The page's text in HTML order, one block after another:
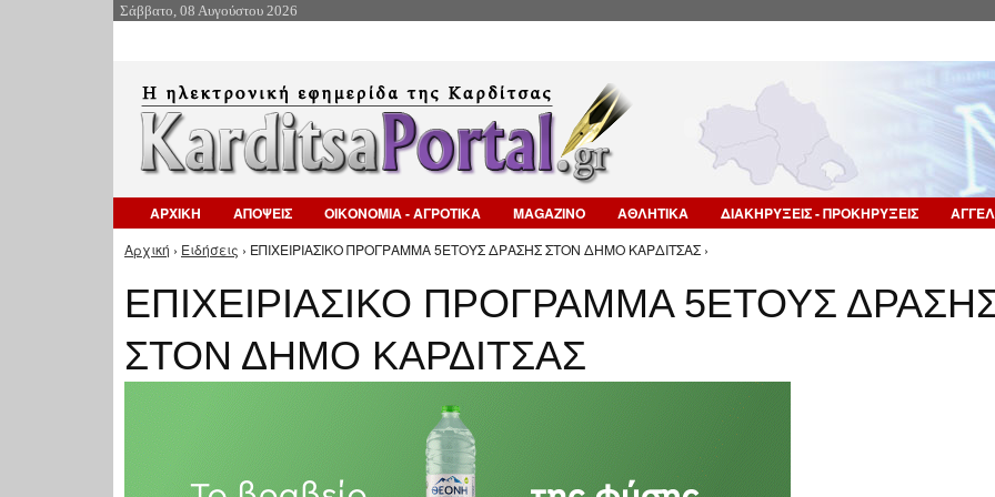
Σάββατο, 08 Αυγούστου 2026
ΑΡΧΙΚΗ ΑΠΟΨΕΙΣ ΟΙΚΟΝΟΜΙΑ - ΑΓΡΟΤΙΚΑ MAGAZINO ΑΘΛΗΤΙΚΑ ΔΙΑΚΗΡΥΞΕΙΣ - ΠΡΟΚΗΡΥΞΕΙΣ
Είστε εδώ
Αρχική › Ειδήσεις › ΕΠΙΧΕΙΡΙΑΣΙΚΟ ΠΡΟΓΡΑΜΜΑ 5ΕΤΟΥΣ ΔΡΑΣΗΣ ΣΤΟΝ ΔΗΜΟ ΚΑΡΔΙΤΣΑΣ ›
ΕΠΙΧΕΙΡΙΑΣΙΚΟ ΠΡΟΓΡΑΜΜΑ 5ΕΤΟΥΣ
ΣΤΟΝ ΔΗΜΟ ΚΑΡΔΙΤΣΑΣ